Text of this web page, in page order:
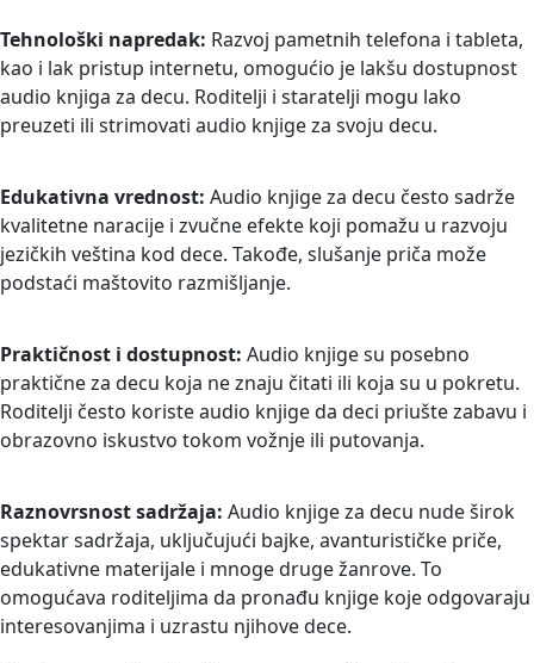
Tehnološki napredak: Razvoj pametnih telefona i tableta,
kao i lak pristup internetu, omogućio je lakšu dostupnost
audio knjiga za decu. Roditelji i staratelji mogu lako
preuzeti ili strimovati audio knjige za svoju decu.
Edukativna vrednost: Audio knjige za decu često sadrže
kvalitetne naracije i zvučne efekte koji pomažu u razvoju
jezičkih veština kod dece. Takođe, slušanje priča može
podstaći maštovito razmišljanje.
Praktičnost i dostupnost: Audio knjige su posebno
praktične za decu koja ne znaju čitati ili koja su u pokretu.
Roditelji često koriste audio knjige da deci priušte zabavu i
obrazovno iskustvo tokom vožnje ili putovanja.
Raznovrsnost sadržaja: Audio knjige za decu nude širok
spektar sadržaja, uključujući bajke, avanturističke priče,
edukativne materijale i mnoge druge žanrove. To
omogućava roditeljima da pronađu knjige koje odgovaraju
interesovanjima i uzrastu njihove dece.